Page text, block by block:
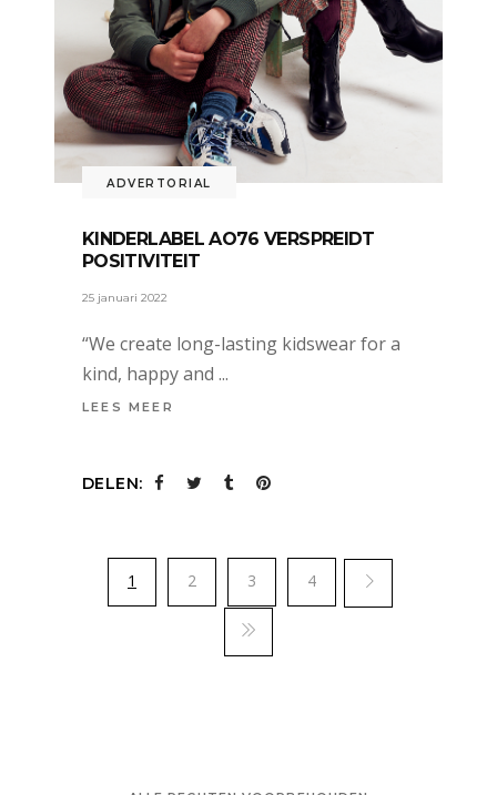
ADVERTORIAL
KINDERLABEL AO76 VERSPREIDT
POSITIVITEIT
25 januari 2022
“We create long-lasting kidswear for a
kind, happy and
LEES MEER
DELEN:
1 2 3 4